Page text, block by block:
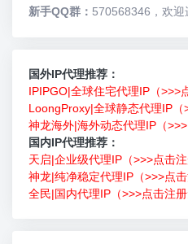
新手QQ群： 570568346，欢迎
国外IP代理推荐：
IPIPGO|全球住宅代理IP（>>>
LoongProxy|全球静态代理IP（
神龙海外|海外动态代理IP（
国内IP代理推荐：
天启|企业级代理IP（>>>点击注
神龙|纯净稳定代理IP（>>>点击
全民|国内代理IP（>>>点击注册